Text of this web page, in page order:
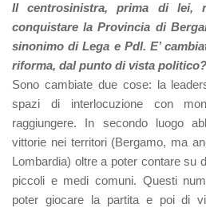
Il centrosinistra, prima di lei,
conquistare la Provincia di
sinonimo di Lega e Pdl. E’
riforma, dal punto di vista politico?
Sono cambiate due cose: la
spazi di interlocuzione con
raggiungere. In secondo luogo
vittorie nei territori (Bergamo, ma
Lombardia) oltre a poter contare su
piccoli e medi comuni. Questi
poter giocare la partita e poi di